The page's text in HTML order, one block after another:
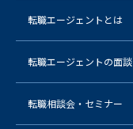
転職エージェントとは
転職エージェントの面談
転職相談会・セミナー